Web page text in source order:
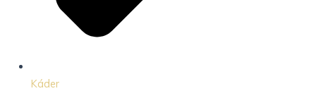
Káder